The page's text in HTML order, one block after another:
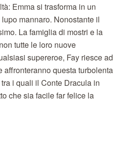
Emma si trasforma in un
mannaro. Nonostante il
La famiglia di mostri e la
tutte le loro nuove
supereroe, Fay riesce ad
questa turbolenta
i quali il Conte Dracula in
che sia facile far felice la